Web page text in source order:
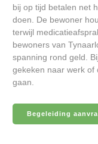
bij op tijd betalen net
doen. De bewoner
terwijl
bewoners van
spanning rond geld.
gekeken naar werk of
gaan.
Begeleiding